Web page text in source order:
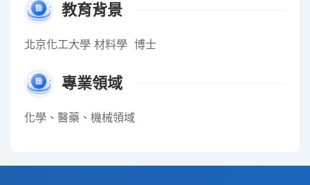
教育背景
北京化工大學 材料學 博士
專業領域
化學、醫藥、機械領域